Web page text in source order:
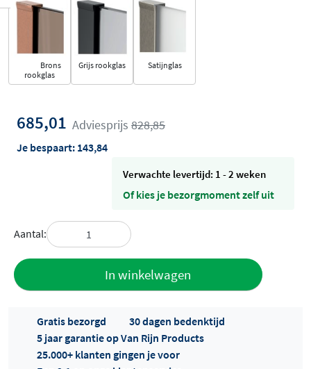
Brons
rookglas
Grijs rookglas Satijnglas
685,01 Adviesprijs 828,85
Je bespaart: 143,84
Verwachte levertijd: 1 - 2 weken
Of kies je bezorgmoment zelf uit
Aantal:
In winkelwagen
Gratis bezorgd
30 dagen bedenktijd
5 jaar garantie op Van Rijn Products
25.000+ klanten gingen je voor